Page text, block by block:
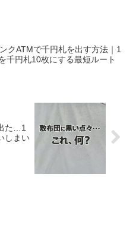
クATMで千円札を出す方法｜1
千円札10枚にする最短ルート
た…1
しまい